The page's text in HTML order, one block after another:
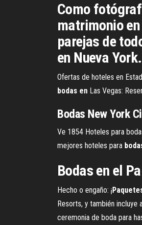
Como
matrimonio
parejas de
en Nueva York.
Ofertas de hoteles en
bodas en Las Vegas:
Bodas NewYork
Ve 1854 Hoteles para
mejores hoteles para
Bodas en el
Hecho o engaño: ¡
Resorts, y también incluye
ceremonia de boda para